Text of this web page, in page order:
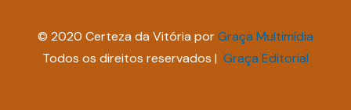
© 2020 Certeza da Vitória porGraça Multimídia
Todos os direitos reservados | Graça Editorial